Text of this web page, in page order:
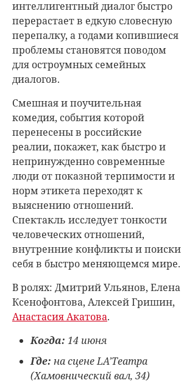
интеллигентный диалог быстро
перерастает в едкую словесную
перепалку, а годами копившиеся
проблемы становятся поводом
для остроумных семейных
диалогов.
Смешная и поучительная
комедия, события которой
перенесены в российские
реалии, покажет, как быстро и
непринужденно современные
люди от показной терпимости и
норм этикета переходят к
выяснению отношений.
Спектакль исследует тонкости
человеческих отношений,
внутренние конфликты и поиски
себя в быстро меняющемся мире.
В ролях: Дмитрий Ульянов, Елена
Ксенофонтова, Алексей Гришин,
Анастасия Акатова.
Когда: 14 июня
Где: на сцене LA’Театра
(Хамовнический вал, 34)